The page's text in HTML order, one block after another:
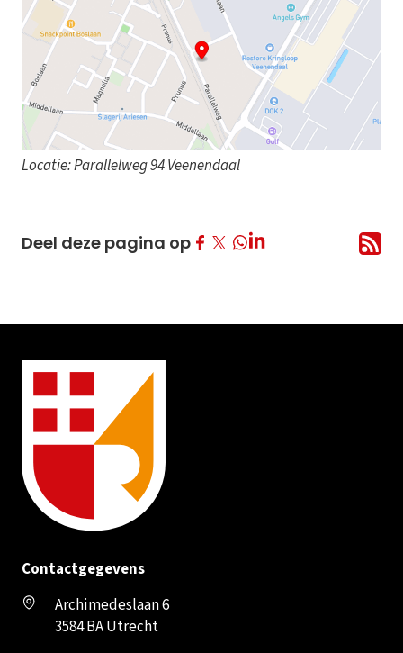
Locatie: Parallelweg 94 Veenendaal
Deel deze pagina opDeel op Facebook
Deel op Twitter
Deel op Whatsapp
Deel op LinkedIn
Contactgegevens
Archimedeslaan 6
3584 BA Utrecht